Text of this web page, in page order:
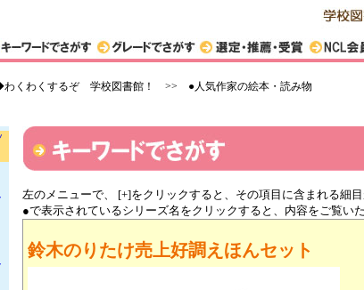
くわくするぞ 学校図書館！ >> ●人気作家の絵本・読み物
左のメニューで、 [+]をクリックすると、その項目に含まれる細目
●で表示されているシリーズ名をクリックすると、内容をご覧いた
鈴木のりたけ売上好調えほんセット